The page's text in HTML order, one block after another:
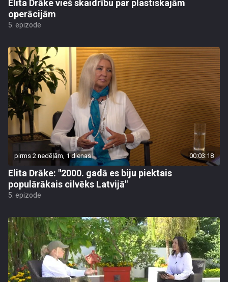
Elita Drāke vieš skaidrību par plastiskajām
operācijām
5. epizode
pirms 2 nedēļām, 1 dienas 00:03:18
Elita Drāke: "2000. gadā es biju piektais
populārākais cilvēks Latvijā"
5. epizode